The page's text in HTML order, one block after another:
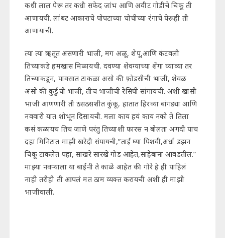
कधी लाल पेरू तर कधी सफेद जांभ आणि अवीट गोडीचे चिकू ती
आणायची. लांबट आकाराचे पोपटाच्या चोचीच्या रंगाचे पेरूही ती
आणायाची.
त्या त्या ऋतूत असणारी भाजी, मग अळू, शेपू,आणि कंटवली
तिच्याकडे हमखास मिळायची. दवण्या शेवग्याच्या शेंगा घ्याव्या तर
तिच्याकडून, पावसात टाकळा असो की फ़ोडसीची भाजी, शेवळ
असो की कुर्डुची भाजी, तीच भाजीची रेसिपी सांगायची. अशी खासी
भाजी आणणारी ती ठसठसशीत कुंकू, हातात हिरव्या बांगड्या आणि
नववारी यात शोभून दिसायची. मला काय हवं काय नको ते तिला
कसं कळायच तिच जाणे परंतु तिच्याशी फारस न बोलता अगदी पाच
दहा मिनिटात माझी खरेदी संपायची,”ताई घ्या पिशवी,अर्धा डझन
चिकू टाकलेत पहा, साखरे सारखे गोड आहेत,साहेबाना आवडतील.”
माझ्या नवऱ्याला या बाईंनी ते काळे आहेत की गोरे हे ही पाहिलं
नाही तरीही ती आपलं मत ठाम व्यक्त करायची अशी ही माझी
भाजीवाली.